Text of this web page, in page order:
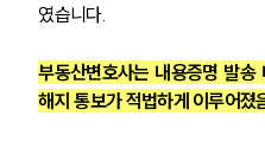
였습니다.
부동산변호사는 내용증명 발
해지 통보가 적법하게 이루어졌